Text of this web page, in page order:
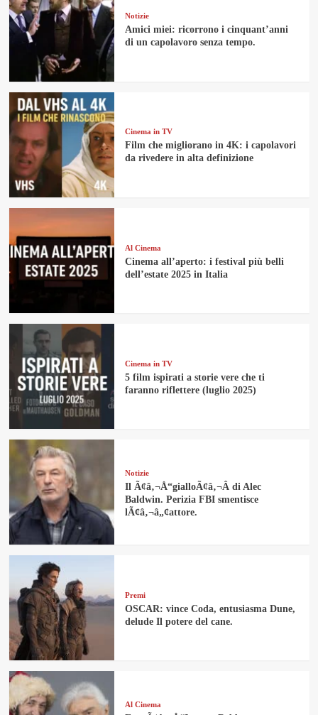
Notizie
Amici miei: ricorrono i cinquant’anni
di un capolavoro senza tempo.
Cinema in TV
Film che migliorano in 4K: i capolavori
da rivedere in alta definizione
Al Cinema
Cinema all’aperto: i festival più belli
dell’estate 2025 in Italia
Cinema in TV
5 film ispirati a storie vere che ti
faranno riflettere (luglio 2025)
Notizie
Il Ã¢â‚¬Å“gialloÃ¢â‚¬Â di Alec
Baldwin. Perizia FBI smentisce
lÃ¢â‚¬â„¢attore.
Premi
OSCAR: vince Coda, entusiasma Dune,
delude Il potere del cane.
Al Cinema